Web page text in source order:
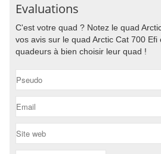
Evaluations
C'est votre quad ? Notez le quad
vos avis sur le quad Arctic Cat 700 Efi
quadeurs à bien choisir leur quad !